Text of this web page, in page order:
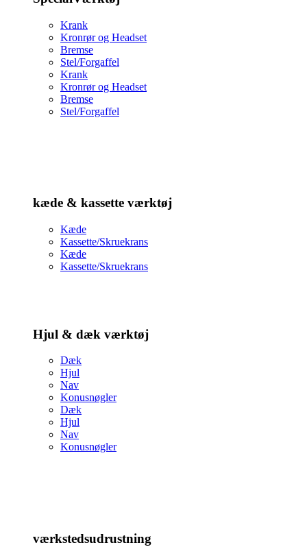
Krank
Kronrør og Headset
Bremse
Stel/Forgaffel
Krank
Kronrør og Headset
Bremse
Stel/Forgaffel
kæde & kassette værktøj
Kæde
Kassette/Skruekrans
Kæde
Kassette/Skruekrans
Hjul & dæk værktøj
Dæk
Hjul
Nav
Konusnøgler
Dæk
Hjul
Nav
Konusnøgler
værkstedsudrustning